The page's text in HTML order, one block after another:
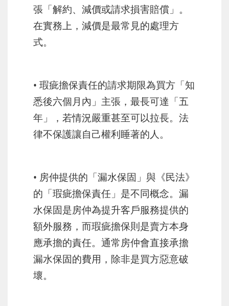
張「解約、減價或請求損害賠償」。
在實務上，減價是最常見的處理方
式。
• 瑕疵擔保責任的請求期限為買方「知
悉後六個月內」主張，最長可達「五
年」，若情況嚴重甚至可以拉長。法
律不保護讓自己權利睡著的人。
• 房仲提供的「漏水保固」與《民法》
的「瑕疵擔保責任」是不同概念。漏
水保固是房仲為提升客戶服務提供的
額外服務，而瑕疵擔保則是賣方本身
應承擔的責任。通常房仲會直接承擔
漏水保固的費用，除非是買方惡意破
壞。